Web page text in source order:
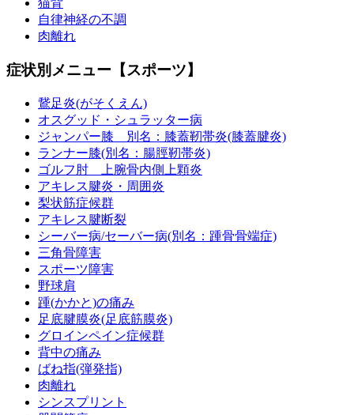
猫背
自律神経の不調
肉離れ
症状別メニュー【スポーツ】
鵞足炎(がそくえん)
オスグッド・シュラッター病
ジャンパー膝 別名：膝蓋靭帯炎(膝蓋腱炎)
ランナー膝(別名：腸脛靭帯炎)
ゴルフ肘 上腕骨内側上顆炎
アキレス腱炎・周囲炎
梨状筋症候群
アキレス腱断裂
シーバー病/セーバー病(別名：踵骨骨端症)
三角骨障害
スポーツ障害
野球肩
踵(かかと)の痛み
足底腱膜炎(足底筋膜炎)
グロインペイン症候群
背中の痛み
ばね指(弾発指)
肉離れ
シンスプリント